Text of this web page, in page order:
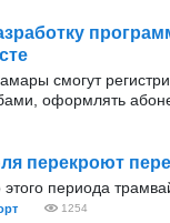
смогут
оформлять
перекроют
периода
1254